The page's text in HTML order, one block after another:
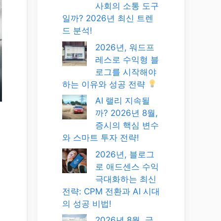
사회의 소통 도구
일까? 2026년 최신 트렌
드 분석!
2026년, 워드프
레스로 수익형 블
로그를 시작해야
하는 이유와 성공 전략
AI 랠리 지속될
까? 2026년 8월,
증시의 핵심 변수
와 스마트 투자 전략!
2026년, 블로그
로 애드센스 수익
극대화하는 최신
전략: CPM 전환과 AI 시대
의 성공 비법!